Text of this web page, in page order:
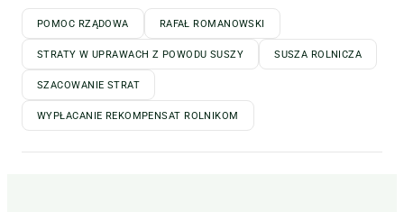
POMOC RZĄDOWA RAFAŁ ROMANOWSKI
STRATY W UPRAWACH Z POWODU SUSZY SUSZA ROLNICZA
SZACOWANIE STRAT
WYPŁACANIE REKOMPENSAT ROLNIKOM